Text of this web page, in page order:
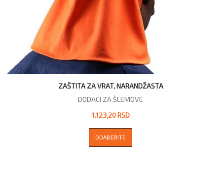
ZAŠTITA ZA VRAT, NARANDŽASTA
DODACI ZA ŠLEMOVE
1.123,20 RSD
ODABERITE